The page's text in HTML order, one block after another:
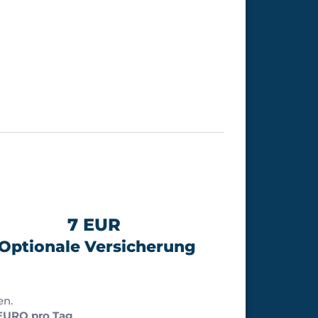
7 EUR
Versicherung